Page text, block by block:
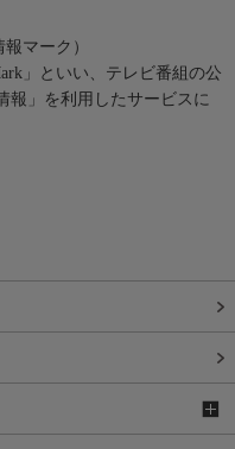
マーク）
」といい、テレビ番組の公
報」を利用したサービスに